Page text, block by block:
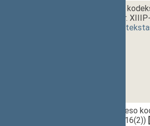
Baudžiamojo
projektas (Nr.
dokumento
Civilinio proceso
(Nr. XIIIP-3216(2)) [